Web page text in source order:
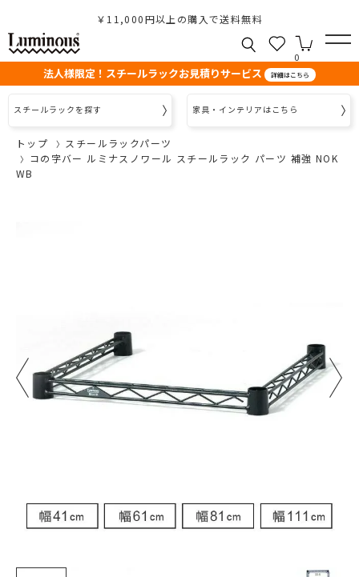
￥11,000円以上の購入で送料無料
0
法人様限定！スチールラックお見積りサービス 詳細はこちら
スチールラックを探す 家具・インテリアはこちら
トップ
スチールラックパーツ
コの字バー ルミナスノワール スチールラック パーツ 補強 NOK
WB